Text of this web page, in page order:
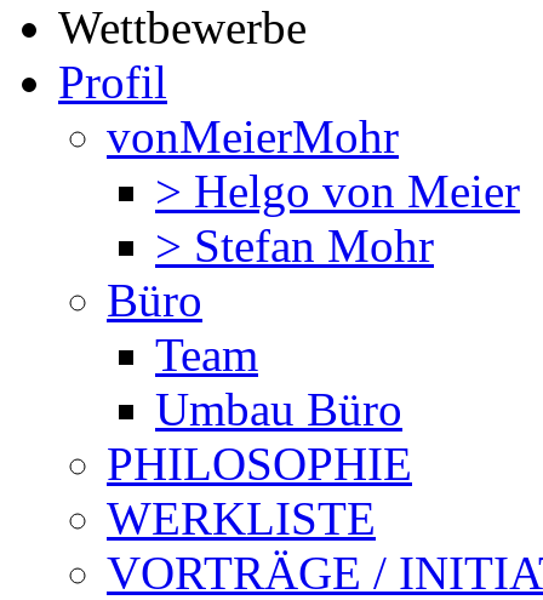
Wettbewerbe
Profil
vonMeierMohr
> Helgo von Meier
> Stefan Mohr
Büro
Team
Umbau Büro
PHILOSOPHIE
WERKLISTE
VORTRÄGE /